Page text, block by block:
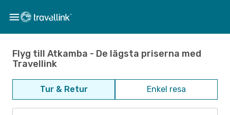
Flyg till Atkamba - De lägsta priserna med
Travellink
Tur & Retur Enkel resa